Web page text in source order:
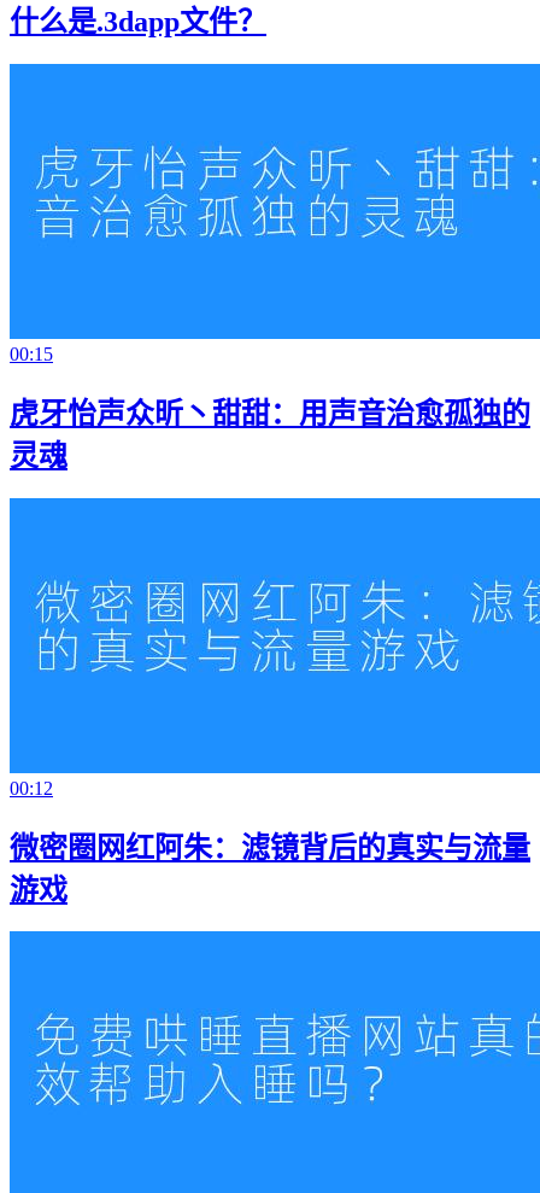
什么是.3dapp文件？
00:15
虎牙怡声众昕丶甜甜：用声音治愈孤独的
灵魂
00:12
微密圈网红阿朱：滤镜背后的真实与流量
游戏